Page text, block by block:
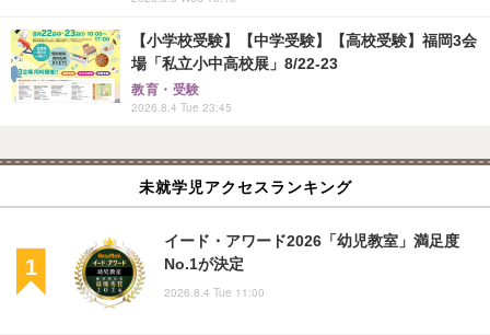
【小学校受験】【中学受験】【高校受験】福岡3会
場「私立小中高校展」8/22-23
教育・受験
2026.8.4 Tue 23:45
未就学児アクセスランキング
イード・アワード2026「幼児教室」満足度
No.1が決定
2026.8.4 Tue 11:00